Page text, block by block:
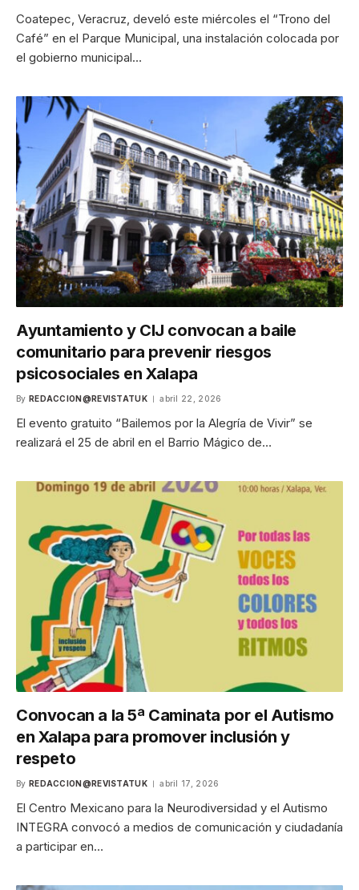
Coatepec, Veracruz, develó este miércoles el “Trono del
Café” en el Parque Municipal, una instalación colocada por
el gobierno municipal…
Ayuntamiento y CIJ convocan a baile
comunitario para prevenir riesgos
psicosociales en Xalapa
By REDACCION@REVISTATUK abril 22, 2026
El evento gratuito “Bailemos por la Alegría de Vivir” se
realizará el 25 de abril en el Barrio Mágico de…
Convocan a la 5ª Caminata por el Autismo
en Xalapa para promover inclusión y
respeto
By REDACCION@REVISTATUK abril 17, 2026
El Centro Mexicano para la Neurodiversidad y el Autismo
INTEGRA convocó a medios de comunicación y ciudadanía
a participar en…